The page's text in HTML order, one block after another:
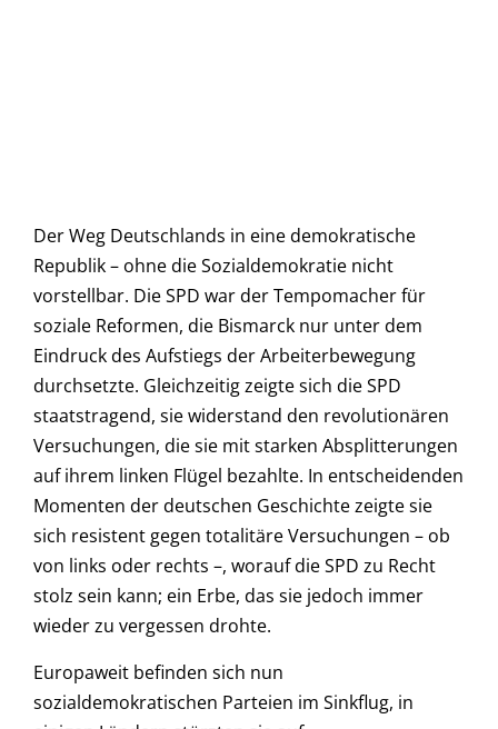
Der Weg Deutschlands in eine demokratische
Republik – ohne die Sozialdemokratie nicht
vorstellbar. Die SPD war der Tempomacher für
soziale Reformen, die Bismarck nur unter dem
Eindruck des Aufstiegs der Arbeiterbewegung
durchsetzte. Gleichzeitig zeigte sich die SPD
staatstragend, sie widerstand den revolutionären
Versuchungen, die sie mit starken Absplitterungen
auf ihrem linken Flügel bezahlte. In entscheidenden
Momenten der deutschen Geschichte zeigte sie
sich resistent gegen totalitäre Versuchungen – ob
von links oder rechts –, worauf die SPD zu Recht
stolz sein kann; ein Erbe, das sie jedoch immer
wieder zu vergessen drohte.
Europaweit befinden sich nun
sozialdemokratischen Parteien im Sinkflug, in